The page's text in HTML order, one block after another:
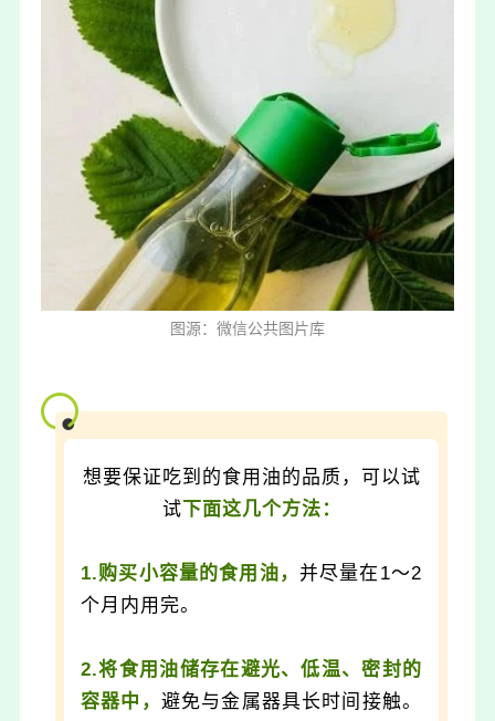
图源：微信公共图片库
想要保证吃到的食用油的品质，可以试
试下面这几个方法：
1.购买小容量的食用油， 并尽量在1～2
个月内用完。
2.将食用油储存在避光、低温、密封的
容器中， 避免与金属器具长时间接触。